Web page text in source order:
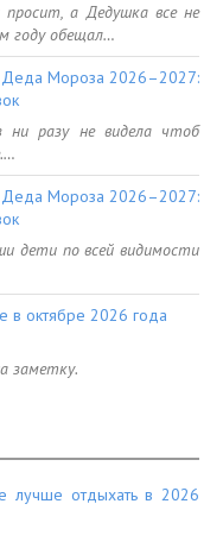
а Дедушка все не
году обещал…
Деда Мороза 2026–2027:
разу не видела чтоб
Деда Мороза 2026–2027:
дети по всей видимости
в октябре 2026 года
заметку.
лучше отдыхать в 2026